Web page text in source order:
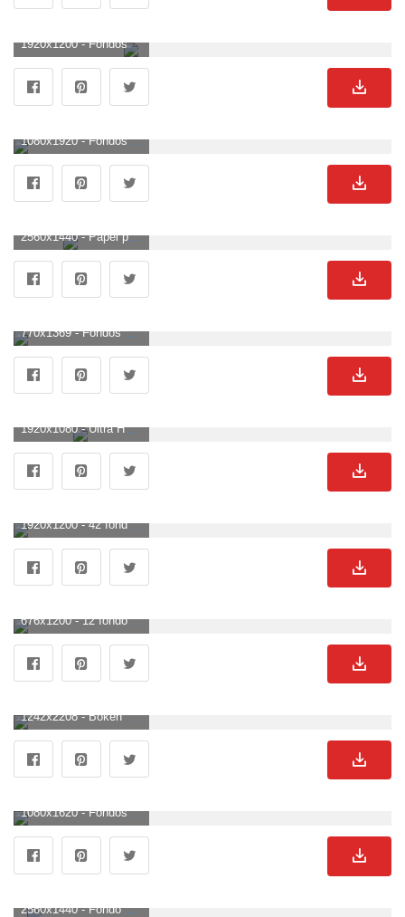
1920x1200 - Fondos de pantalla simples. Wallpaper sencillos.
1080x1920 - Fondos de pantalla abstractos simples | Fondos de pantalla | Fondos de pantalla hd para iphone. Fondo para móvil sencillos.
2560x1440 - Papel pintado simple 22 - 2560 X 1440 | stmed.net. Fondo de pantalla 2K sencillos.
770x1369 - Fondos de pantalla minimalistas simples: los mejores fondos de teléfono. Imágen sencillos.
1920x1080 - Ultra HD Fondos simples # 7QBS6U5 - 4USkY. Fondo para computadora HD 1080p sencillos.
1920x1200 - 42 fondos de pantalla HD texturizados y simples para sus dispositivos móviles. Wallpaper sencillos.
676x1200 - 12 fondos de pantalla simples para hacer que tu iPhone 5 se vea fabuloso [Galería. Fondo de pantalla sencillos.
1242x2208 - Bokeh Blue Circle Abstract Simple Pattern fondo de pantalla de Android. Fondo para móvil sencillos.
1080x1620 - Fondos de pantalla simples y limpios | 12 mejores fondos de pantalla gratis, limpio, fondo. Fondo de pantalla sencillos.
2560x1440 - Fondo de pantalla simple Fondos de escritorio Ginva 2560x1440. Imágen 2K sencillos.